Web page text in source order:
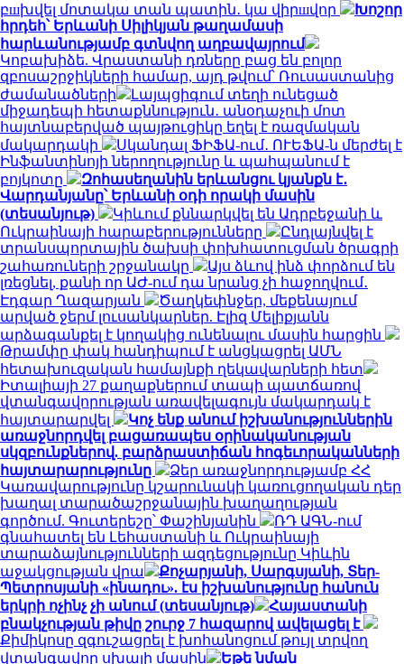
բшխվել մոտակա տան պատին․ կա վիրшվոր
Խոշոր
հրդեհ՝ Երևանի Սիլիկյան թաղամասի
հարևանությամբ գտնվող աղբավայրում
Կոբախիձե. Վրաստանի դռները բաց են բոլոր
զբոսաշրջիկների համար, այդ թվում՝ Ռուսաստանից
ժամանածների
Լայպցիգում տեղի ունեցած
միջադեպի հետաքննություն․ անօդաչուի մոտ
հայտնաբերված պայթուցիկը եղել է ռազմական
մակարդակի
Սկանդալ ՖԻՖԱ-ում․ ՈՒԵՖԱ-ն մերժել է
Ինֆանտինոյի ներողությունը և պահպանում է
բոյկոտը
Զոհասեղանին երևանցու կյանքն է․
Վարդանյանը՝ Երևանի օդի որակի մասին
(տեսանյութ)
Կիևում քննարկվել են Ադրբեջանի և
Ուկրաինայի հարաբերությունները
Ընդլայնվել է
տրանսպորտային ծախսի փոխհատուցման ծրագրի
շահառուների շրջանակը
Այս ձևով ինձ փորձում են
լռեցնել, քանի որ ԱԺ-ում դա նրանց չի հաջողվում․
Էդգար Ղազարյան
Ծաղկեփնջեր, մեքենայում
արված ջերմ լուսանկարներ. Էլիզ Մելիքյանն
արձագանքել է կողակից ունենալու մասին հարցին
Թրամփը փակ հանդիպում է անցկացրել ԱՄՆ
հետախուզական համայնքի ղեկավարների հետ
Իտալիայի 27 քաղաքներում տապի պատճառով
վտանգավորության առավելագույն մակարդակ է
հայտարարվել
Կոչ ենք անում իշխանություններին
առաջնորդվել բացառապես օրինականության
սկզբունքներով. բարձրաստիճան հոգեւորականների
հայտարարությունը
Ձեր առաջնորդությամբ ՀՀ
Կառավարությունը կշարունակի կառուցողական դեր
խաղալ տարածաշրջանային խաղաղության
գործում. Գուտերեշը՝ Փաշինյանին
ՌԴ ԱԳՆ-ում
գնահատել են Լեհաստանի և Ուկրաինայի
տարաձայնությունների ազդեցությունը Կիևին
աջակցության վրա
Քոչարյանի, Սարգսյանի, Տեր-
Պետրոսյանի «ինադու». էս իշխանությունը հանուն
երկրի ոչինչ չի անում (տեսանյութ)
Հայաստանի
բնակչության թիվը շուրջ 7 հազարով ավելացել է
Քիմիկոսը զգուշացրել է խոհանոցում թույլ տրվող
վտանգավոր սխալի մասին
Եթե նման